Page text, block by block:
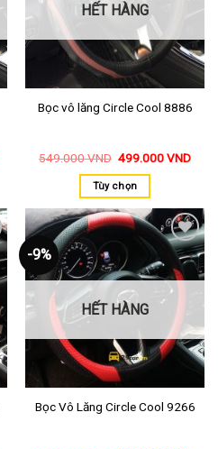
HẾT HÀNG
Bọc vô lăng Circle Cool 8886
549.000VND 499.000VND
Tùy chọn
-9%
Thêm
vào
yêu
thích
HẾT HÀNG
Bọc Vô Lăng Circle Cool 9266